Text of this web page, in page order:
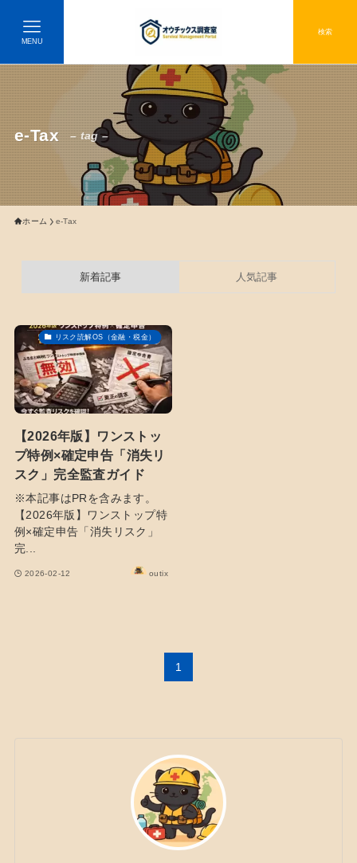
検索
MENU
e-Tax – tag –
ホーム e-Tax
新着記事 人気記事
リスク読解OS（金融・税金）
【2026年版】ワンストッ
プ特例×確定申告「消失リ
スク」完全監査ガイド
※本記事はPRを含みます。
【2026年版】ワンストップ特
例×確定申告「消失リスク」
完...
2026-02-12 outix
1